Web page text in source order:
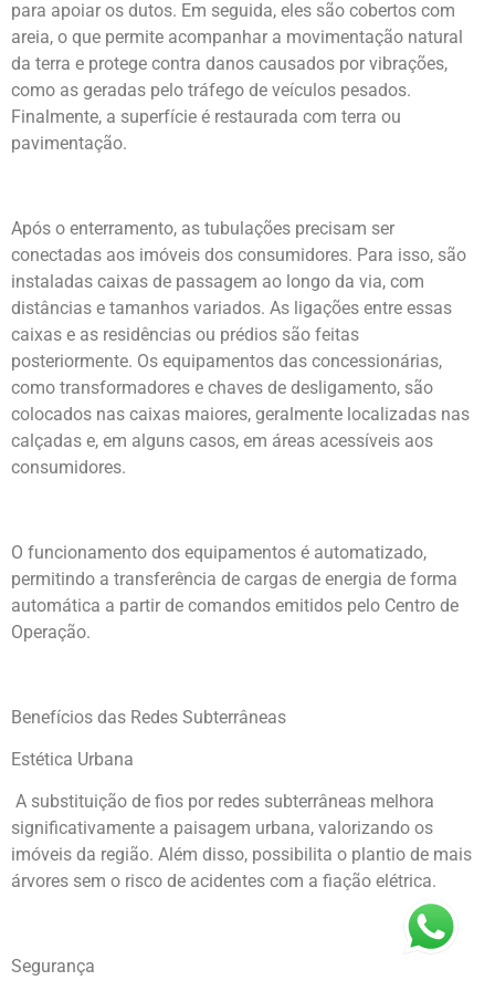
para apoiar os dutos. Em seguida, eles são cobertos com
areia, o que permite acompanhar a movimentação natural
da terra e protege contra danos causados por vibrações,
como as geradas pelo tráfego de veículos pesados.
Finalmente, a superfície é restaurada com terra ou
pavimentação.
Após o enterramento, as tubulações precisam ser
conectadas aos imóveis dos consumidores. Para isso, são
instaladas caixas de passagem ao longo da via, com
distâncias e tamanhos variados. As ligações entre essas
caixas e as residências ou prédios são feitas
posteriormente. Os equipamentos das concessionárias,
como transformadores e chaves de desligamento, são
colocados nas caixas maiores, geralmente localizadas nas
calçadas e, em alguns casos, em áreas acessíveis aos
consumidores.
O funcionamento dos equipamentos é automatizado,
permitindo a transferência de cargas de energia de forma
automática a partir de comandos emitidos pelo Centro de
Operação.
Benefícios das Redes Subterrâneas
Estética Urbana
A substituição de fios por redes subterrâneas melhora
significativamente a paisagem urbana, valorizando os
imóveis da região. Além disso, possibilita o plantio de mais
árvores sem o risco de acidentes com a fiação elétrica.
Segurança